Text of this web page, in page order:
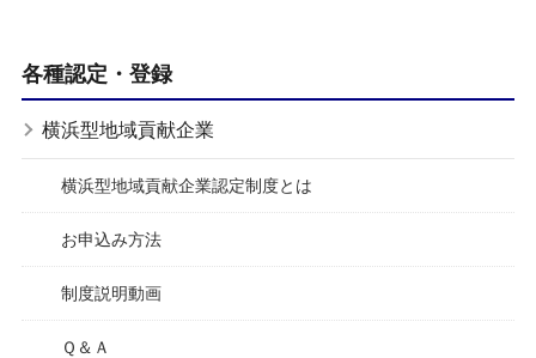
各種認定・登録
横浜型地域貢献企業
横浜型地域貢献企業認定制度とは
お申込み方法
制度説明動画
Ｑ＆Ａ